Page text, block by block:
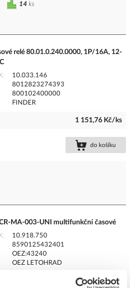
14 ks
relé 80.01.0.240.0000, 1P/16A, 12-
10.033.146
8012823274393
800102400000
FINDER
1 151,76 Kč/ks
do košíku
MA-003-UNI multifunkční časové
10.918.750
8590125432401
OEZ:43240
OEZ LETOHRAD
1 736,19 Kč/ks